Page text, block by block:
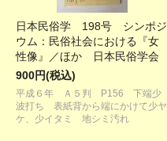
日本民俗学 198号 シンポジ
ウム：民俗社会における『女
性像』／ほか 日本民俗学会
900円(税込)
平成６年 Ａ５判 P156 下端少
波打ち 表紙背から端にかけて少ヤ
ケ、少イタミ 地シミ汚れ